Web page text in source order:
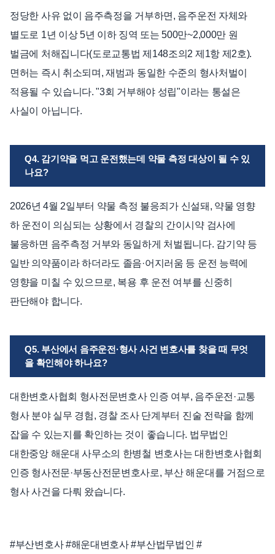
정당한 사유 없이 음주측정을 거부하면, 음주운전 자체와
별도로 1년 이상 5년 이하 징역 또는 500만~2,000만 원
벌금에 처해집니다(도로교통법 제148조의2 제1항 제2호).
면허는 즉시 취소되며, 재범과 동일한 수준의 형사처벌이
적용될 수 있습니다. "3회 거부해야 성립"이라는 통설은
사실이 아닙니다.
Q4. 감기약을 먹고 운전했는데 약물 측정 대상이 될 수 있
나요?
2026년 4월 2일부터 약물 측정 불응죄가 신설돼, 약물 영향
하 운전이 의심되는 상황에서 경찰의 간이시약 검사에
불응하면 음주측정 거부와 동일하게 처벌됩니다. 감기약 등
일반 의약품이라 하더라도 졸음·어지러움 등 운전 능력에
영향을 미칠 수 있으므로, 복용 후 운전 여부를 신중히
판단해야 합니다.
Q5. 부산에서 음주운전·형사 사건 변호사를 찾을 때 무엇
을 확인해야 하나요?
대한변호사협회 형사전문변호사 인증 여부, 음주운전·교통
형사 분야 실무 경험, 경찰 조사 단계부터 진술 전략을 함께
잡을 수 있는지를 확인하는 것이 좋습니다. 법무법인
대한중앙 해운대 사무소의 한병철 변호사는 대한변호사협회
인증 형사전문·부동산전문변호사로, 부산 해운대를 거점으로
형사 사건을 다뤄 왔습니다.
#부산변호사 #해운대변호사 #부산법무법인 #